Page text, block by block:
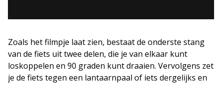
Zoals het filmpje laat zien, bestaat de onderste stang
van de fiets uit twee delen, die je van elkaar kunt
loskoppelen en 90 graden kunt draaien. Vervolgens zet
je de fiets tegen een lantaarnpaal of iets dergelijks en